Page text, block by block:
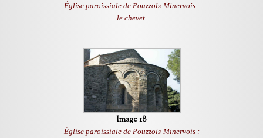
Église paroissiale de Pouzzols-Minervois :
le chevet.
Image 18
Église paroissiale de Pouzzols-Minervois :